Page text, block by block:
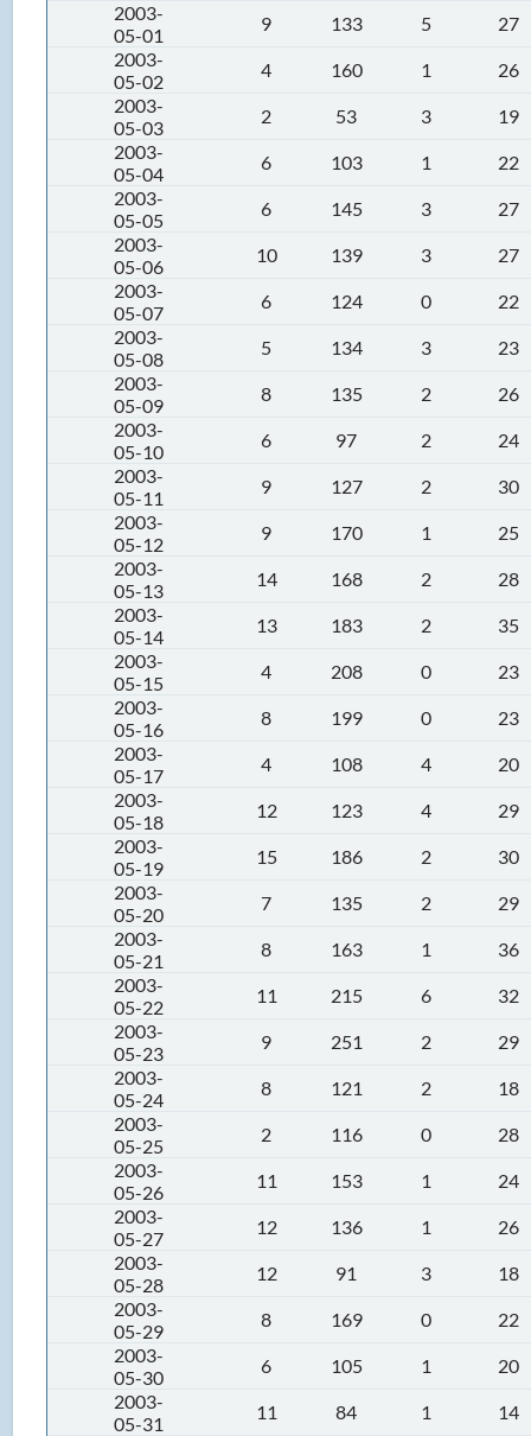
2003-
05-01
9 133 5
27
2003-
05-02
4 160 1
26
2003-
05-03
2 53 3
19
2003-
05-04
6 103 1
22
2003-
05-05
6 145 3
27
2003-
05-06
10 139 3
27
2003-
05-07
6 124 0
22
2003-
05-08
5 134 3
23
2003-
05-09
8 135 2
26
2003-
05-10
6 97 2
24
2003-
05-11
9 127 2
30
2003-
05-12
9 170 1
25
2003-
05-13
14 168 2
28
2003-
05-14
13 183 2
35
2003-
05-15
4 208 0
23
2003-
05-16
8 199 0
23
2003-
05-17
4 108 4
20
2003-
05-18
12 123 4
29
2003-
05-19
15 186 2
30
2003-
05-20
7 135 2
29
2003-
05-21
8 163 1
36
2003-
05-22
11 215 6
32
2003-
05-23
9 251 2
29
2003-
05-24
8 121 2
18
2003-
05-25
2 116 0
28
2003-
05-26
11 153 1
24
2003-
05-27
12 136 1
26
2003-
05-28
12 91 3
18
2003-
05-29
8 169 0
22
2003-
05-30
6 105 1
20
2003-
05-31
11 84 1
14